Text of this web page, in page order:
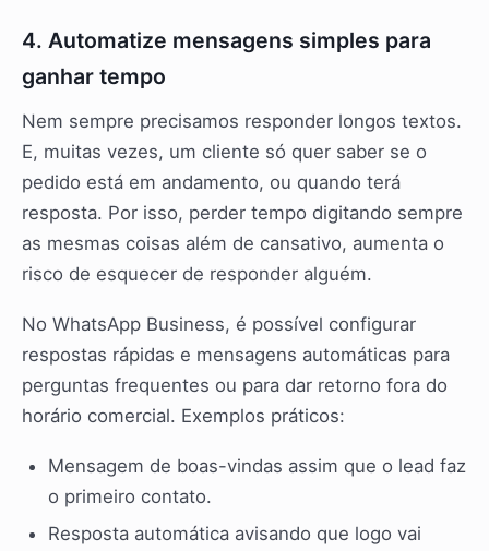
4. Automatize mensagens simples para
ganhar tempo
Nem sempre precisamos responder longos textos.
E, muitas vezes, um cliente só quer saber se o
pedido está em andamento, ou quando terá
resposta. Por isso, perder tempo digitando sempre
as mesmas coisas além de cansativo, aumenta o
risco de esquecer de responder alguém.
No WhatsApp Business, é possível configurar
respostas rápidas e mensagens automáticas para
perguntas frequentes ou para dar retorno fora do
horário comercial. Exemplos práticos:
Mensagem de boas-vindas assim que o lead faz
o primeiro contato.
Resposta automática avisando que logo vai